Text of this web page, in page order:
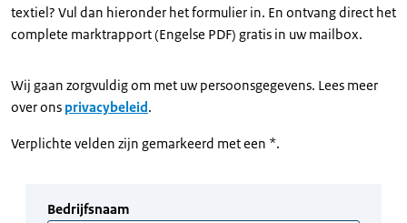
textiel? Vul dan hieronder het formulier in. En ontvang direct het
complete marktrapport (Engelse PDF) gratis in uw mailbox.
Wij gaan zorgvuldig om met uw persoonsgegevens. Lees meer
over ons privacybeleid.
Verplichte velden zijn gemarkeerd met een *.